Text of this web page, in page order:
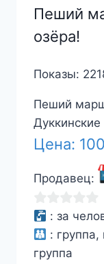
Пеший
озёра!
Показы:
Пеший
Дуккинские
Цена:
Продавец:
0
из
5
: за
:
группа